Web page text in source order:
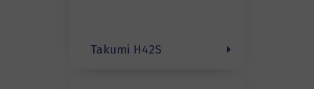
Takumi H42S